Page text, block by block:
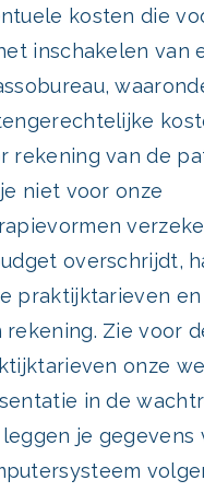
kosten die
inschakelen van
rekening van de
niet voor onze
overschrijdt,
praktijktarieven
rekening. Zie voor
onze
in de
je gegevens